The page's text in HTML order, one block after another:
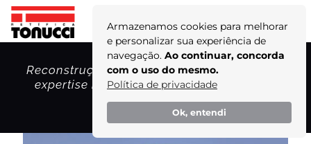
Armazenamos cookies para melhorar
e personalizar sua experiência de
navegação. Ao continuar, concorda
com o uso do mesmo.
Política de privacidade
Ok, entendi
Reconstrução de motores para caminhão a
expertise inigualável da Retífica Tonucci!
Home